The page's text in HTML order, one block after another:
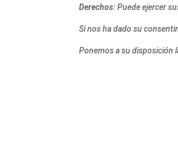
Derechos:Puede ejercer
Si nos ha dado su
Ponemos a su disposición